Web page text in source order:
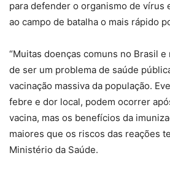
para defender o organismo de vírus
ao campo de batalha o mais rápido
“Muitas doenças comuns no Brasil
de ser um problema de saúde
vacinação massiva da população.
febre e dor local, podem ocorrer
vacina, mas os benefícios da
maiores que os riscos das reações
Ministério da Saúde.